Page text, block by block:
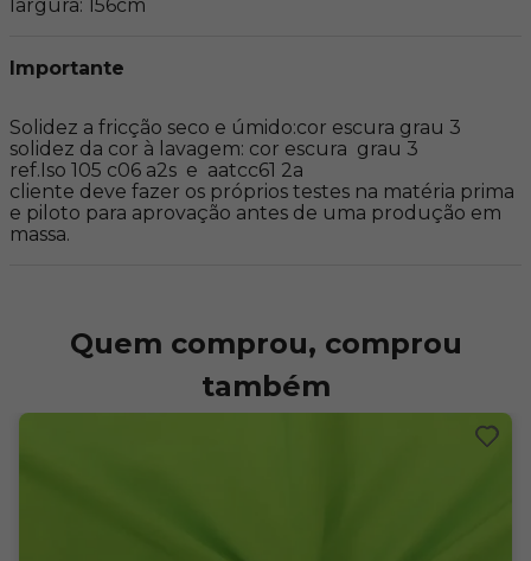
largura: 156cm
Importante
Solidez a fricção seco e úmido:cor escura grau 3
solidez da cor à lavagem: cor escura  grau 3
ref.Iso 105 c06 a2s  e  aatcc61 2a
cliente deve fazer os próprios testes na matéria prima
e piloto para aprovação antes de uma produção em
massa.
Quem comprou, comprou
também